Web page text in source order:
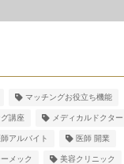
マッチングお役立ち機能
講座 メディカルドクター
師アルバイト 医師 開業
メック 美容クリニック